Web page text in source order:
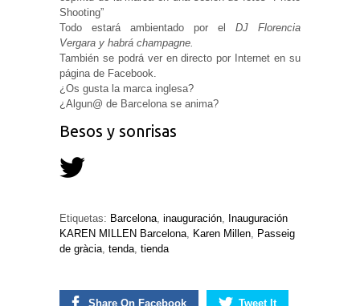
Shooting”
Todo estará ambientado por el DJ Florencia
Vergara y habrá champagne.
También se podrá ver en directo por Internet en su
página de Facebook.
¿Os gusta la marca inglesa?
¿Algun@ de Barcelona se anima?
Besos y sonrisas
Etiquetas: Barcelona, inauguración, Inauguración
KAREN MILLEN Barcelona, Karen Millen, Passeig
de gràcia, tenda, tienda
Share On Facebook Tweet It